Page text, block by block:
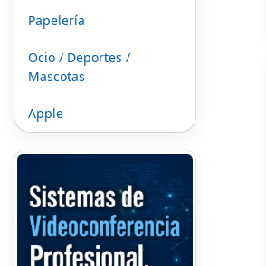
Papelería
Ocio / Deportes /
Mascotas
Apple